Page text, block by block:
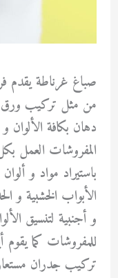
صباغ غرناطة يقدم
من مثل تركيب ورق
دهان بكافة الألوان
المفروشات العمل
باستيراد مواد و
الأبواب الخشبية و
و أجنبية لتنسيق
للمفروشات كما
تركيب جدران